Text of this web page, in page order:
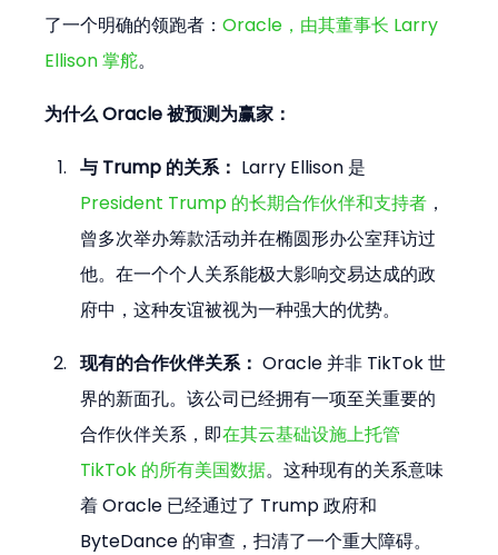
了一个明确的领跑者：Oracle，由其董事长 Larry
Ellison 掌舵。
为什么 Oracle 被预测为赢家：
与 Trump 的关系： Larry Ellison 是
President Trump 的长期合作伙伴和支持者 ，
曾多次举办筹款活动并在椭圆形办公室拜访过
他。在一个个人关系能极大影响交易达成的政
府中，这种友谊被视为一种强大的优势。
现有的合作伙伴关系： Oracle 并非 TikTok 世
界的新面孔。该公司已经拥有一项至关重要的
合作伙伴关系，即在其云基础设施上托管
TikTok 的所有美国数据。这种现有的关系意味
着 Oracle 已经通过了 Trump 政府和
ByteDance 的审查，扫清了一个重大障碍。